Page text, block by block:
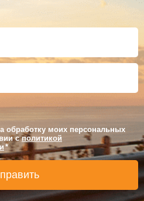
обработку моих персональных
сполитикой
*